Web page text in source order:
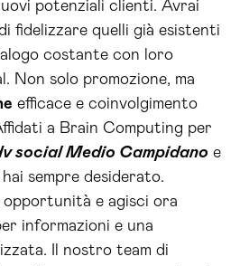
potenziali clienti. Avrai
fidelizzare quelli già esistenti
costante con loro
Non solo promozione, ma
efficace e coinvolgimento
a Brain Computing per
social Medio Campidano e
sempre desiderato.
opportunità e agisci ora
informazioni e una
Il nostro team di